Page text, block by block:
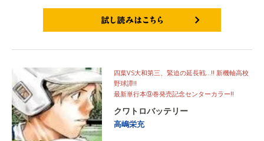
四葉VS大和第三、緊迫の延長戦…!! 新機軸高校
野球譚!!
最新単行本⑨巻発売記念センターカラー!!
クワトロバッテリー
高嶋栄充